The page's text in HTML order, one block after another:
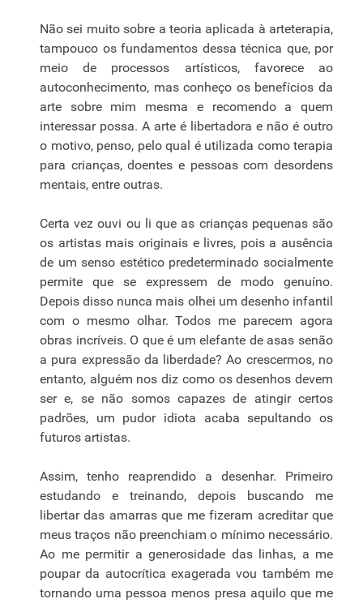
Não sei muito sobre a teoria aplicada à arteterapia,
tampouco os fundamentos dessa técnica que, por
meio de processos artísticos, favorece ao
autoconhecimento, mas conheço os benefícios da
arte sobre mim mesma e recomendo a quem
interessar possa. A arte é libertadora e não é outro
o motivo, penso, pelo qual é utilizada como terapia
para crianças, doentes e pessoas com desordens
mentais, entre outras.
Certa vez ouvi ou li que as crianças pequenas são
os artistas mais originais e livres, pois a ausência
de um senso estético predeterminado socialmente
permite que se expressem de modo genuíno.
Depois disso nunca mais olhei um desenho infantil
com o mesmo olhar. Todos me parecem agora
obras incríveis. O que é um elefante de asas senão
a pura expressão da liberdade? Ao crescermos, no
entanto, alguém nos diz como os desenhos devem
ser e, se não somos capazes de atingir certos
padrões, um pudor idiota acaba sepultando os
futuros artistas.
Assim, tenho reaprendido a desenhar. Primeiro
estudando e treinando, depois buscando me
libertar das amarras que me fizeram acreditar que
meus traços não preenchiam o mínimo necessário.
Ao me permitir a generosidade das linhas, a me
poupar da autocrítica exagerada vou também me
tornando uma pessoa menos presa aquilo que me